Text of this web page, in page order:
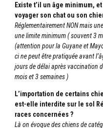
Existe t’il un âge minimum,
voyager son chat ou son
Réglementairement NON mais
une limite minimum ( souvent 3
(attention pour la Guyane et
ci ne peut être pratiquée avant
jours de délai après vaccination
mois et 3 semaines )
L’importation de certains
est-elle interdite sur le sol
races concernées ?
Là on évoque des chiens de